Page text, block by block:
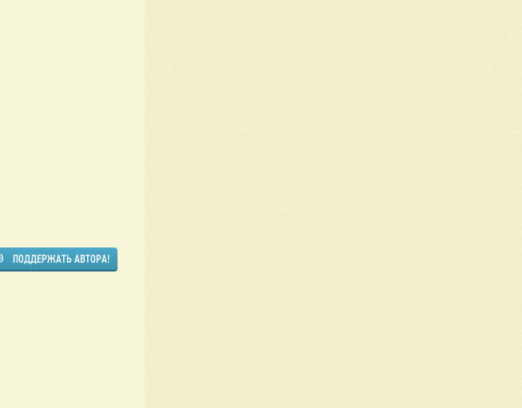
ПОДДЕРЖАТЬ АВТОРА!